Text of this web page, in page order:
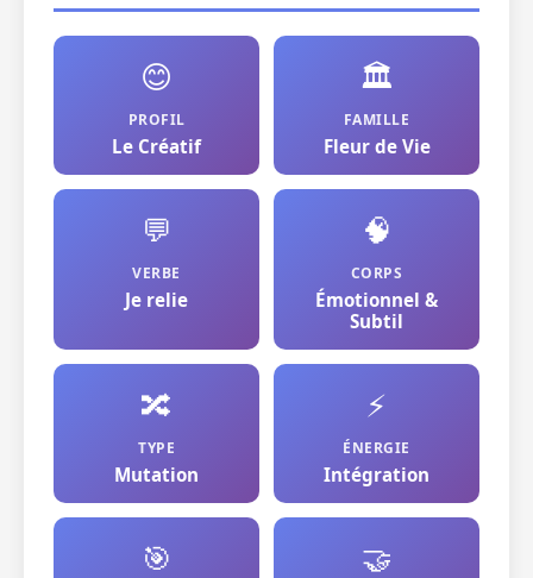
😊
PROFIL
Le Créatif
🏛️
FAMILLE
Fleur de Vie
💬
VERBE
Je relie
🧠
CORPS
Émotionnel &
Subtil
🔀
TYPE
Mutation
⚡
ÉNERGIE
Intégration
🎯 🤝